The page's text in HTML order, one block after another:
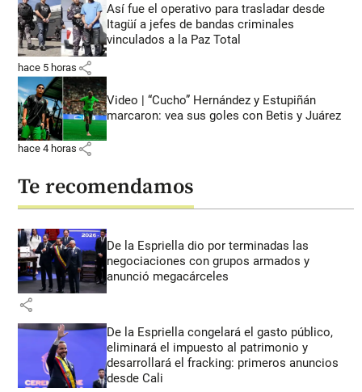
Así fue el operativo para trasladar desde
Itagüí a jefes de bandas criminales
vinculados a la Paz Total
hace 5 horas share
Video | “Cucho” Hernández y Estupiñán
marcaron: vea sus goles con Betis y Juárez
hace 4 horas share
Te recomendamos
De la Espriella dio por terminadas las
negociaciones con grupos armados y
anunció megacárceles
share
De la Espriella congelará el gasto público,
eliminará el impuesto al patrimonio y
desarrollará el fracking: primeros anuncios
desde Cali